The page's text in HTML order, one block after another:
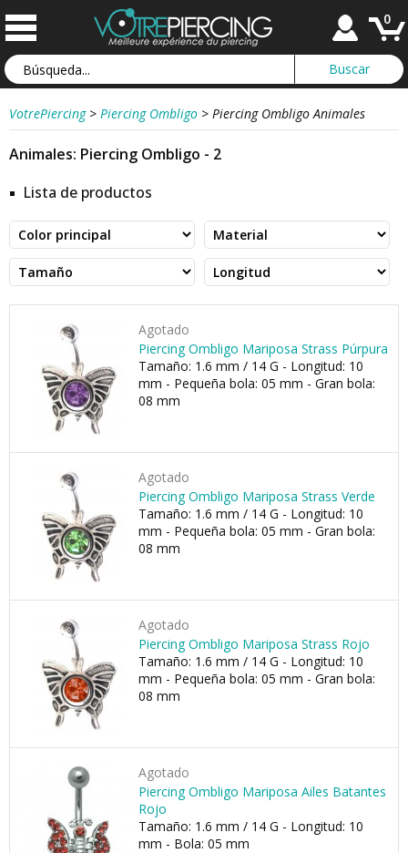
0
VotrePiercing > Piercing Ombligo > Piercing Ombligo Animales
Animales: Piercing Ombligo - 2
Lista de productos
Agotado
Piercing Ombligo Mariposa Strass Púrpura
Tamaño: 1.6 mm / 14 G - Longitud: 10
mm - Pequeña bola: 05 mm - Gran bola:
08 mm
Agotado
Piercing Ombligo Mariposa Strass Verde
Tamaño: 1.6 mm / 14 G - Longitud: 10
mm - Pequeña bola: 05 mm - Gran bola:
08 mm
Agotado
Piercing Ombligo Mariposa Strass Rojo
Tamaño: 1.6 mm / 14 G - Longitud: 10
mm - Pequeña bola: 05 mm - Gran bola:
08 mm
Agotado
Piercing Ombligo Mariposa Ailes Batantes
Rojo
Tamaño: 1.6 mm / 14 G - Longitud: 10
mm - Bola: 05 mm